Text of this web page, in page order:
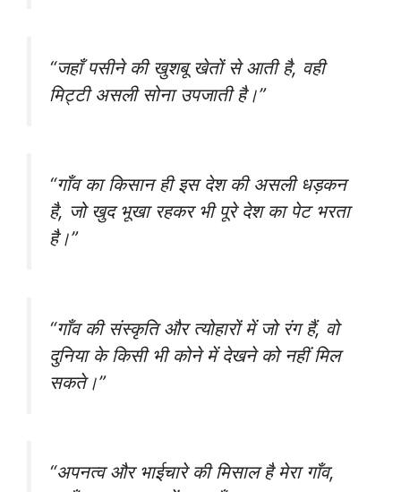
“जहाँ पसीने की खुशबू खेतों से आती है, वही
मिट्टी असली सोना उपजाती है।”
“गाँव का किसान ही इस देश की असली धड़कन
है, जो खुद भूखा रहकर भी पूरे देश का पेट भरता
है।”
“गाँव की संस्कृति और त्योहारों में जो रंग हैं, वो
दुनिया के किसी भी कोने में देखने को नहीं मिल
सकते।”
“अपनत्व और भाईचारे की मिसाल है मेरा गाँव,